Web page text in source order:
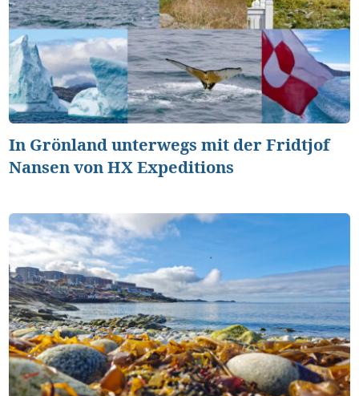
In Grönland unterwegs mit der Fridtjof
Nansen von HX Expeditions